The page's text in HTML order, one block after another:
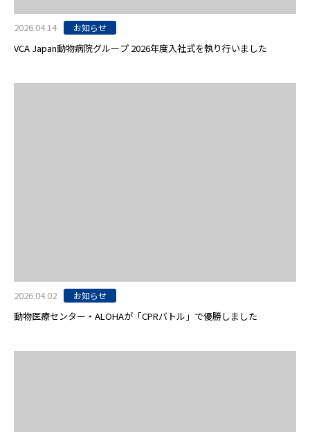
2026.04.14 お知らせ
VCA Japan動物病院グループ 2026年度入社式を執り行いました
2026.04.02 お知らせ
動物医療センター・ALOHAが「CPRバトル」で優勝しました